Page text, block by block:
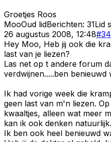
Groetjes Roos
MooOud lidBerichten: 31Lid
26 augustus 2008, 12:48#34
Hey Moo, Heb jij ook die
last van je liezen?
Las net op t andere forum
verdwijnen.....ben
Ik had vorige week die
geen last van m'n liezen.
kwaaltjes, alleen wat meer
kan ik ook denken
Ik ben ook heel benieuwd